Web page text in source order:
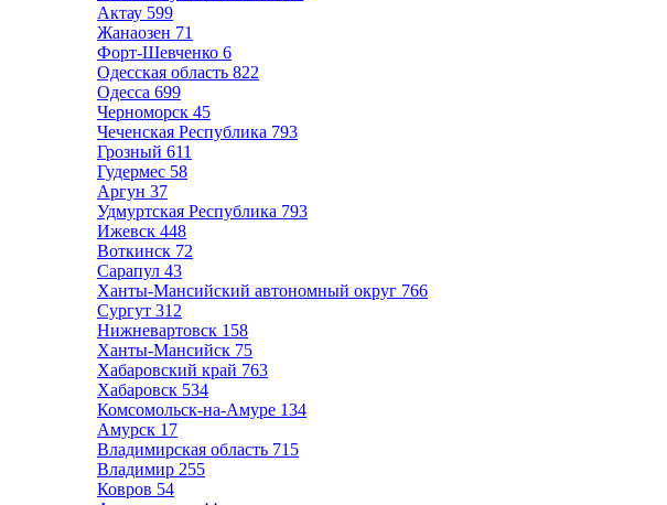
Актау 599
Жанаозен 71
Форт-Шевченко 6
Одесская область 822
Одесса 699
Черноморск 45
Чеченская Республика 793
Грозный 611
Гудермес 58
Аргун 37
Удмуртская Республика 793
Ижевск 448
Воткинск 72
Сарапул 43
Ханты-Мансийский автономный округ 766
Сургут 312
Нижневартовск 158
Ханты-Мансийск 75
Хабаровский край 763
Хабаровск 534
Комсомольск-на-Амуре 134
Амурск 17
Владимирская область 715
Владимир 255
Ковров 54